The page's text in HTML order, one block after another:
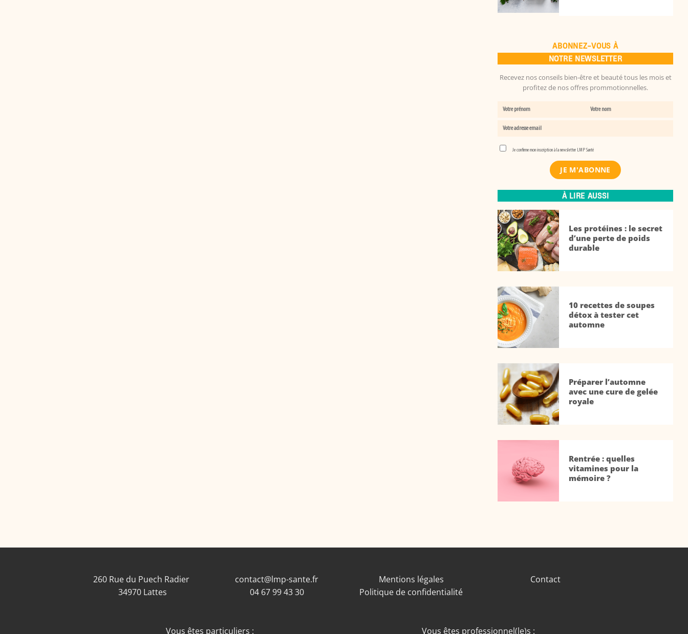
ABONNEZ-VOUS À
NOTRE NEWSLETTER
Recevez nos conseils bien-être et beauté tous les mois et
profitez de nos offres prommotionnelles.
Je confirme mon inscription à la newsletter LMP Santé
À LIRE AUSSI
Les protéines : le secret
d’une perte de poids
durable
10 recettes de soupes
détox à tester cet
automne
Préparer l’automne
avec une cure de gelée
royale
Rentrée : quelles
vitamines pour la
mémoire ?
260 Rue du Puech Radier
34970 Lattes
contact@lmp-sante.fr
04 67 99 43 30
Mentions légales
Politique de confidentialité
Contact
Vous êtes particuliers : Vous êtes professionnel(le)s :